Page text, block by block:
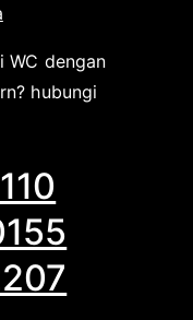
WC dengan
hubungi